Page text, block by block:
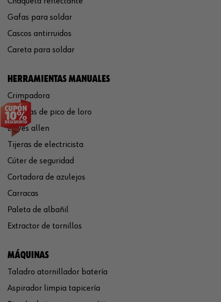
Gafas para soldar
Cascos antirruidos
Careta para soldar
HERRAMIENTAS MANUALES
Crimpadora
Tenazas de pico de loro
Llaves allen
Tijeras de electricista
Cúter de seguridad
Cortadora de azulejos
Carracas
Paleta de albañil
Extractor de tornillos
MÁQUINAS
Taladro atornillador batería
Aspirador limpia tapicería